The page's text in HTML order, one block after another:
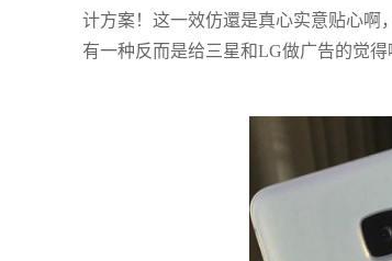
计方案！这一效仿還是真心实意贴心啊
有一种反而是给三星和LG做广告的觉得